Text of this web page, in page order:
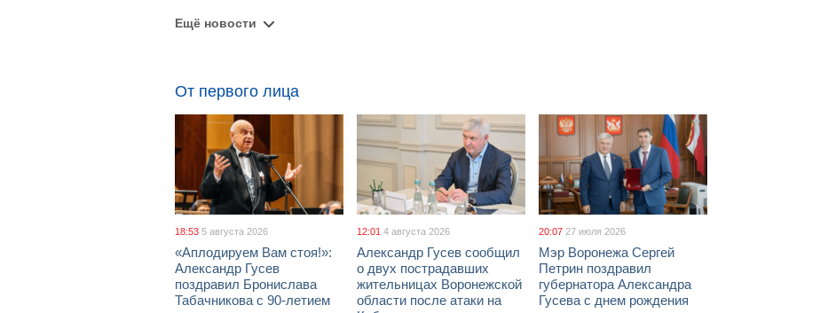
Ещё новости
От первого лица
18:53 5 августа 2026
«Аплодируем Вам стоя!»:
Александр Гусев
поздравил Бронислава
Табачникова с 90-летием
12:01 4 августа 2026
Александр Гусев сообщил
о двух пострадавших
жительницах Воронежской
области после атаки на
20:07 27 июля 2026
Мэр Воронежа Сергей
Петрин поздравил
губернатора Александра
Гусева с днем рождения